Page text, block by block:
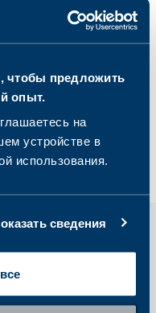
чтобы предложить
опыт.
на
устройстве в
использования.
сведения
Ваш
питание и
в целом?